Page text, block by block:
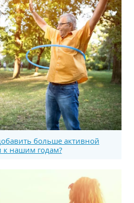
больше активной
к нашим годам?